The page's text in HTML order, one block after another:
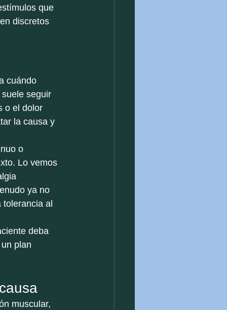
que
discretos
cuándo
seguir
o el dolor
la causa y
o
Lo vemos
ya no
al
deba
plan
muscular,